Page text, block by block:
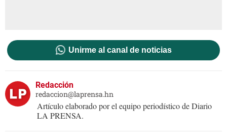
Unirme al canal de noticias
Redacción
redaccion@laprensa.hn
Artículo elaborado por el equipo periodístico de Diario
LA PRENSA.